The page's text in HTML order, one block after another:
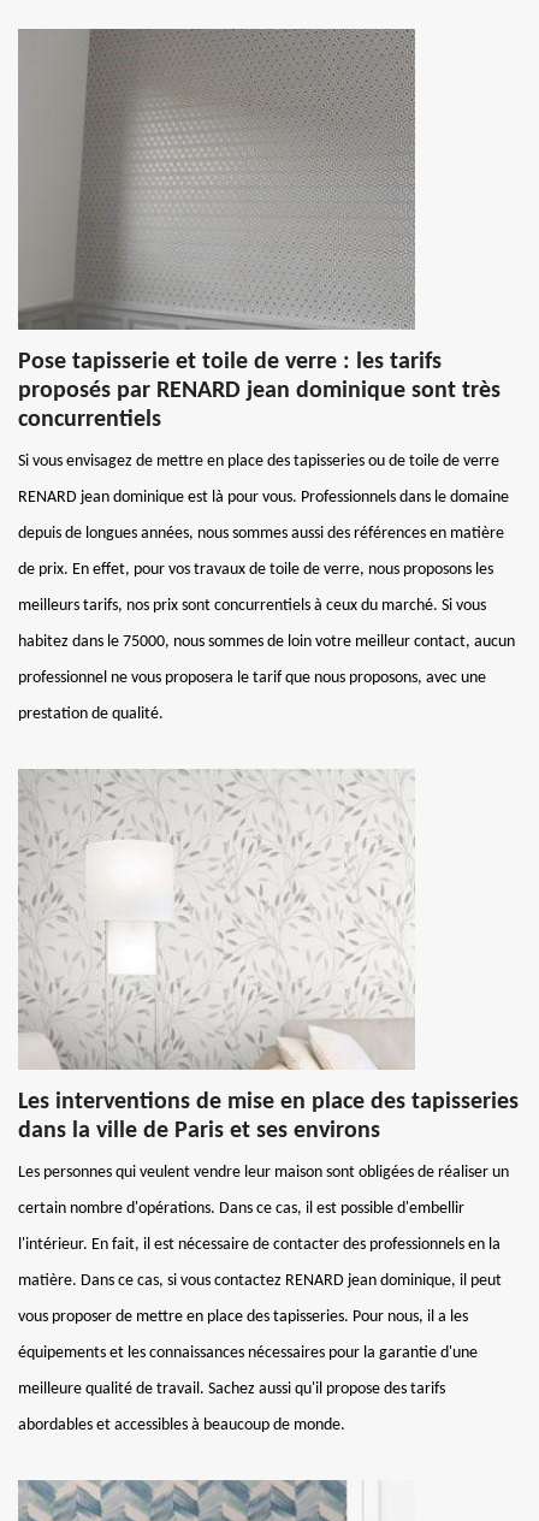
Pose tapisserie et toile de verre : les tarifs
proposés par RENARD jean dominique sont très
concurrentiels
Si vous envisagez de mettre en place des tapisseries ou de toile de verre
RENARD jean dominique est là pour vous. Professionnels dans le domaine
depuis de longues années, nous sommes aussi des références en matière
de prix. En effet, pour vos travaux de toile de verre, nous proposons les
meilleurs tarifs, nos prix sont concurrentiels à ceux du marché. Si vous
habitez dans le 75000, nous sommes de loin votre meilleur contact, aucun
professionnel ne vous proposera le tarif que nous proposons, avec une
prestation de qualité.
Les interventions de mise en place des tapisseries
dans la ville de Paris et ses environs
Les personnes qui veulent vendre leur maison sont obligées de réaliser un
certain nombre d'opérations. Dans ce cas, il est possible d'embellir
l'intérieur. En fait, il est nécessaire de contacter des professionnels en la
matière. Dans ce cas, si vous contactez RENARD jean dominique, il peut
vous proposer de mettre en place des tapisseries. Pour nous, il a les
équipements et les connaissances nécessaires pour la garantie d'une
meilleure qualité de travail. Sachez aussi qu'il propose des tarifs
abordables et accessibles à beaucoup de monde.